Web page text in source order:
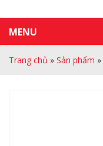
MENU
Trang chủ » Sản phẩm »